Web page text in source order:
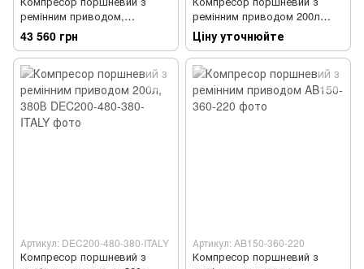
ремінним приводом,
Vрес=200л, 330л/хв, 220V,
2,2кВт FIAC AB200-360-220-
BLK-IT
43 560 грн
ремінним приводом 200л
380В
Ціну уточнюйте
Артикул: DEC200-480-380-ITALY
Компресор поршневий з
Артикул: AB150-360-220
Компресор поршневий з